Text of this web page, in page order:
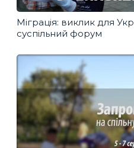
Міграція: виклик для
суспільний форум